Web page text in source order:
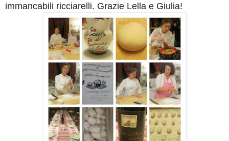
immancabili ricciarelli. Grazie Lella e Giulia!